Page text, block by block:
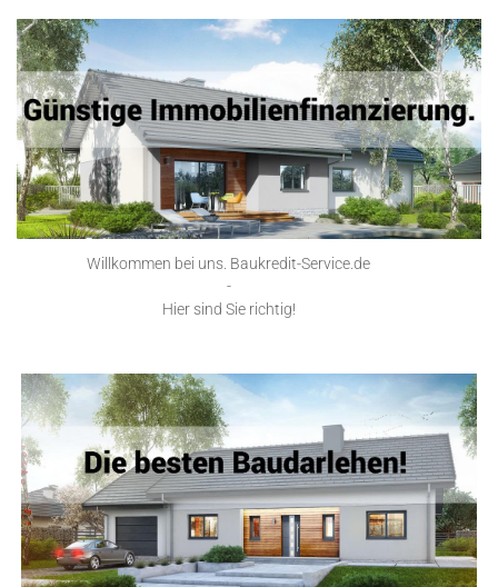
Willkommen bei uns. Baukredit-Service.de
-
Hier sind Sie richtig!